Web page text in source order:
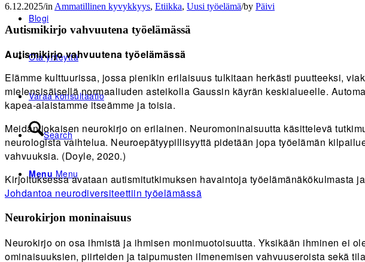
Blogi
Ota yhteyttä
Varaa konsultaatio
Search
Menu Menu
6.12.2025/in Ammatillinen kyvykkyys, Etiikka, Uusi työelämä/by Päivi
Autismikirjo vahvuutena työelämässä
Autismikirjo vahvuutena työelämässä
Elämme kulttuurissa, jossa pienikin erilaisuus tulkitaan herkästi puutteeksi,
mielensisäisellä normaaliuden asteikolla Gaussin käyrän keskialueelle.
kapea-alaistamme itseämme ja toisia.
Meidän jokaisen neurokirjo on erilainen. Neuromoninaisuutta käsittelevä
neurologista vaihtelua. Neuroepätyypillisyyttä pidetään jopa työelämän
vahvuuksia. (Doyle, 2020.)
Kirjoituksessa avataan autismitutkimuksen havaintoja työelämänäkökulmasta
Johdantoa neurodiversiteettiin työelämässä
Neurokirjon moninaisuus
Neurokirjo on osa ihmistä ja ihmisen monimuotoisuutta. Yksikään ihminen ei
ominaisuuksien, piirteiden ja taipumusten ilmenemisen vahvuuseroista sekä